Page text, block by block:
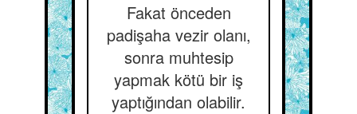
Fakat önceden
padişaha vezir olanı,
sonra muhtesip
yapmak kötü bir iş
yaptığından olabilir.